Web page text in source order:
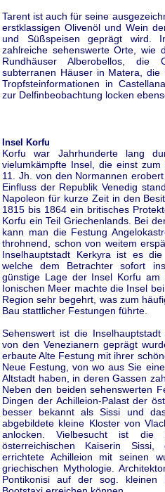
Tarent ist auch für seine
erstklassigen Olivenöl und Wein
und Süßspeisen geprägt wird.
zahlreiche sehenswerte Orte, wie
Rundhäuser Alberobellos, die
subterranen Häuser in Matera,
Tropfsteinformationen in
zur Delfinbeobachtung locken
Insel Korfu
Korfu war Jahrhunderte lang
vielumkämpfte Insel, die einst
11. Jh. von den Normannen
Einfluss der Republik Venedig
Napoleon für kurze Zeit in den
1815 bis 1864 ein britisches
Korfu ein Teil Griechenlands. Bei
kann man die Festung
throhnend, schon von weitem
Inselhauptstadt Kerkyra ist es
welche dem Betrachter sofort
günstige Lage der Insel Korfu am
Ionischen Meer machte die Insel
Region sehr begehrt, was zum
Bau stattlicher Festungen führte.
Sehenswert ist die
von den Venezianern geprägt
erbaute Alte Festung mit ihrer
Neue Festung, von wo aus Sie
Altstadt haben, in deren Gassen
Neben den beiden sehenswerten
Dingen der Achilleion-Palast der
besser bekannt als Sissi und
abgebildete kleine Kloster von
anlocken. Vielbesucht ist die
österreichischen Kaiserin
errichtete Achilleion mit seinen
griechischen Mythologie.
Pontikonisi auf der sog.